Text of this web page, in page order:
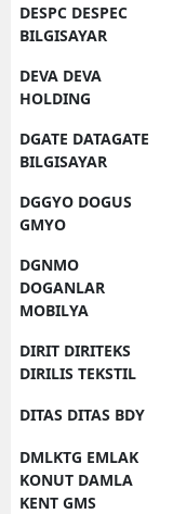
DESPC DESPEC
BILGISAYAR
DEVA DEVA
HOLDING
DGATE DATAGATE
BILGISAYAR
DGGYO DOGUS
GMYO
DGNMO
DOGANLAR
MOBILYA
DIRIT DIRITEKS
DIRILIS TEKSTIL
DITAS DITAS BDY
DMLKTG EMLAK
KONUT DAMLA
KENT GMS